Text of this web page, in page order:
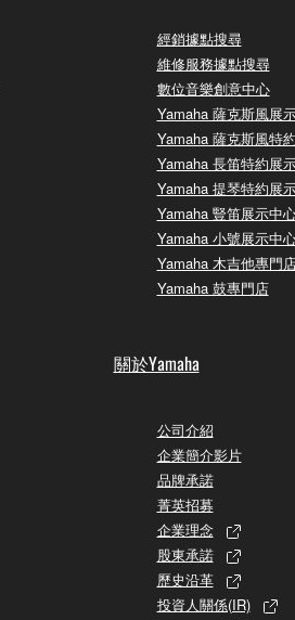
經銷據點搜尋
維修服務據點搜尋
數位音樂創意中心
Yamaha 薩克斯風展
Yamaha 薩克斯風特
Yamaha 長笛特約展
Yamaha 提琴特約展
Yamaha 豎笛展示中
Yamaha 小號展示中
Yamaha 木吉他專門
Yamaha 鼓專門店
關於Yamaha
公司介紹
企業簡介影片
品牌承諾
菁英招募
企業理念
股東承諾
歷史沿革
投資人關係(IR)